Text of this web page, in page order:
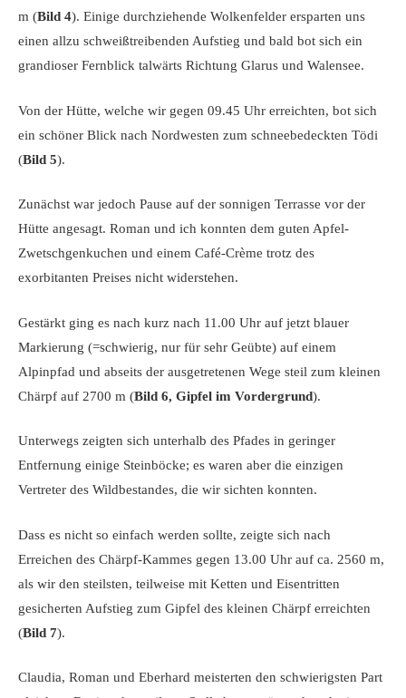
m (Bild 4). Einige durchziehende Wolkenfelder ersparten uns
einen allzu schweißtreibenden Aufstieg und bald bot sich ein
grandioser Fernblick talwärts Richtung Glarus und Walensee.
Von der Hütte, welche wir gegen 09.45 Uhr erreichten, bot sich
ein schöner Blick nach Nordwesten zum schneebedeckten Tödi
(Bild 5).
Zunächst war jedoch Pause auf der sonnigen Terrasse vor der
Hütte angesagt. Roman und ich konnten dem guten Apfel-
Zwetschgenkuchen und einem Café-Crème trotz des
exorbitanten Preises nicht widerstehen.
Gestärkt ging es nach kurz nach 11.00 Uhr auf jetzt blauer
Markierung (=schwierig, nur für sehr Geübte) auf einem
Alpinpfad und abseits der ausgetretenen Wege steil zum kleinen
Chärpf auf 2700 m (Bild 6, Gipfel im Vordergrund).
Unterwegs zeigten sich unterhalb des Pfades in geringer
Entfernung einige Steinböcke; es waren aber die einzigen
Vertreter des Wildbestandes, die wir sichten konnten.
Dass es nicht so einfach werden sollte, zeigte sich nach
Erreichen des Chärpf-Kammes gegen 13.00 Uhr auf ca. 2560 m,
als wir den steilsten, teilweise mit Ketten und Eisentritten
gesicherten Aufstieg zum Gipfel des kleinen Chärpf erreichten
(Bild 7).
Claudia, Roman und Eberhard meisterten den schwierigsten Part